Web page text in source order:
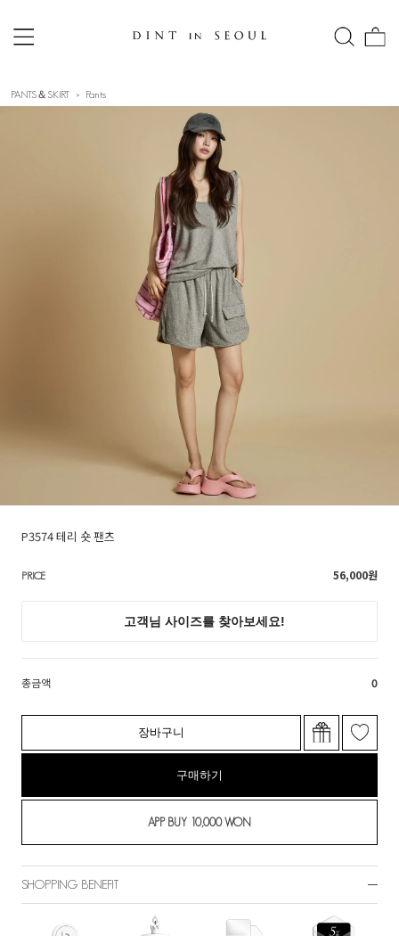
PANTS＆SKIRT Pants
P3574 테리 숏 팬츠
PRICE 56,000원
총금액 0
장바구니
구매하기
SHOPPING BENEFIT